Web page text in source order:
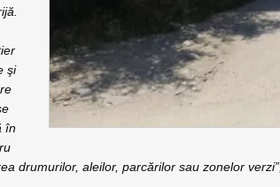
şi
în
drumurilor, aleilor, parcărilor sau zonelor verzi”,